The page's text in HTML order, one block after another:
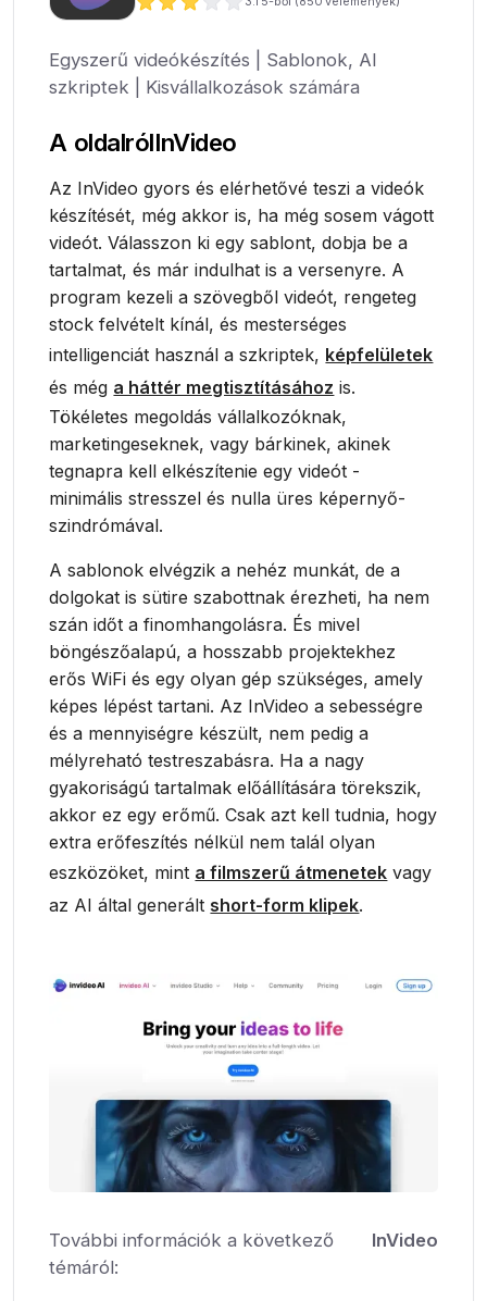
Egyszerű videókészítés | Sablonok, AI
szkriptek | Kisvállalkozások számára
A oldalrólInVideo
Az InVideo gyors és elérhetővé teszi a videók
készítését, még akkor is, ha még sosem vágott
videót. Válasszon ki egy sablont, dobja be a
tartalmat, és már indulhat is a versenyre. A
program kezeli a szövegből videót, rengeteg
stock felvételt kínál, és mesterséges
intelligenciát használ a szkriptek, képfelületek
és még a háttér megtisztításához is.
Tökéletes megoldás vállalkozóknak,
marketingeseknek, vagy bárkinek, akinek
tegnapra kell elkészítenie egy videót -
minimális stresszel és nulla üres képernyő-
szindrómával.
A sablonok elvégzik a nehéz munkát, de a
dolgokat is sütire szabottnak érezheti, ha nem
szán időt a finomhangolásra. És mivel
böngészőalapú, a hosszabb projektekhez
erős WiFi és egy olyan gép szükséges, amely
képes lépést tartani. Az InVideo a sebességre
és a mennyiségre készült, nem pedig a
mélyreható testreszabásra. Ha a nagy
gyakoriságú tartalmak előállítására törekszik,
akkor ez egy erőmű. Csak azt kell tudnia, hogy
extra erőfeszítés nélkül nem talál olyan
eszközöket, mint a filmszerű átmenetek vagy
az AI által generált short-form klipek.
További információk a következő
témáról:
InVideo